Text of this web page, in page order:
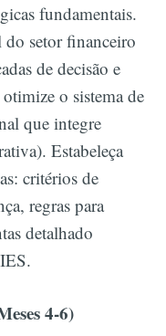
fundamentais.
setor financeiro
de decisão e
o sistema de
que integre
Estabeleça
critérios de
regras para
detalhado
4-6)